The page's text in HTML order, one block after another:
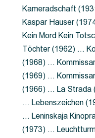
Kameradschaft
Kaspar Hauser
Kein Mord Kein
Töchter (1962) …
(1968) …
(1969) …
(1966) … La Strada
… Lebenszeichen
… Leninskaja
(1973) …